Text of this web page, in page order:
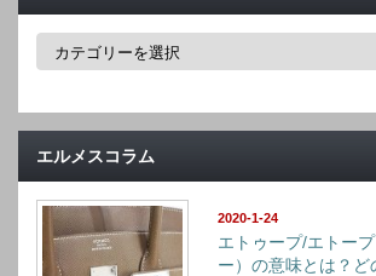
カ
ー
エルメスコラム
2020-1-24
エトゥープ/エトー
ー）の意味とは？ど